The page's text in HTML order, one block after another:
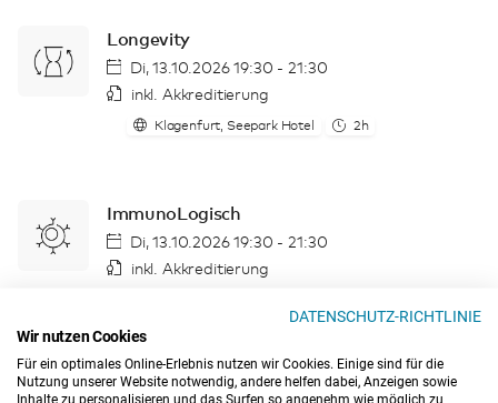
Longevity
Di, 13.10.2026 19:30 - 21:30
inkl. Akkreditierung
Klagenfurt, Seepark Hotel 2h
ImmunoLogisch
Di, 13.10.2026 19:30 - 21:30
inkl. Akkreditierung
Basiswissen - Grundlagen für die
DATENSCHUTZ-RICHTLINIE
Wir nutzen Cookies
Für ein optimales Online-Erlebnis nutzen wir Cookies. Einige sind für die
Nutzung unserer Website notwendig, andere helfen dabei, Anzeigen sowie
Inhalte zu personalisieren und das Surfen so angenehm wie möglich zu